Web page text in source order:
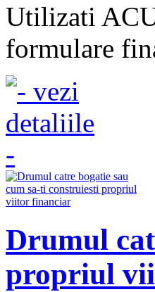
Utilizati
formulare
Drumul
propriul